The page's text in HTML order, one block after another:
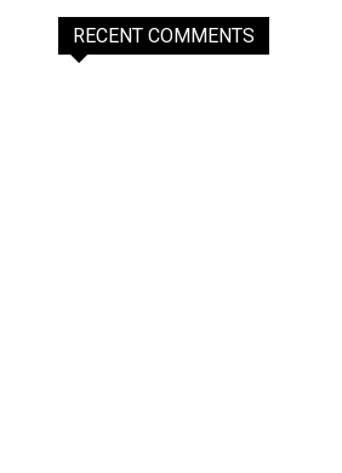
RECENT COMMENTS